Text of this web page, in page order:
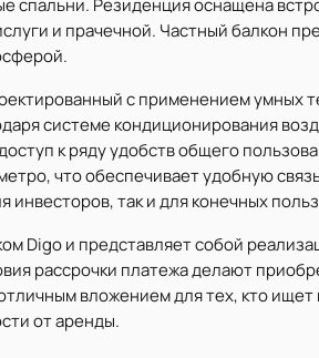
спальни. Резиденция оснащена
и прачечной. Частный балкон
с применением умных
системе кондиционирования
к ряду удобств общего
что обеспечивает удобную
инвесторов, так и для конечных
Digo и представляет собой
рассрочки платежа делают
вложением для тех, кто
от аренды.